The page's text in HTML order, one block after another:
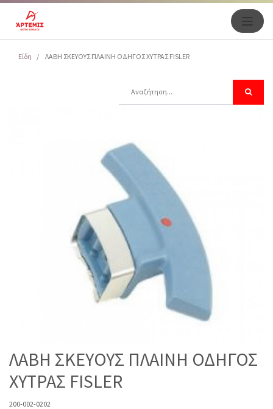
Είδη ΛΑΒΗ ΣΚΕΥΟΥΣ ΠΛΑΙΝΗ ΟΔΗΓΟΣ ΧΥΤΡΑΣ FISLER
ΛΑΒΗ ΣΚΕΥΟΥΣ ΠΛΑΙΝΗ ΟΔΗΓΟΣ
ΧΥΤΡΑΣ FISLER
200-002-0202